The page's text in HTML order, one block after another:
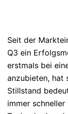
Seit der
Q3 ein
erstmals bei
anzubieten, hat
Stillstand
immer